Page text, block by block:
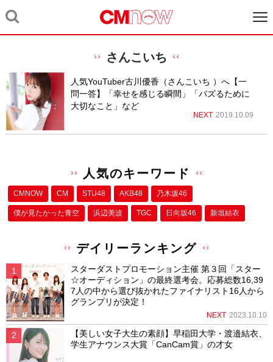
さんこいち
人気YouTuber古川優香（さんこいち ）へ【一
問一答】「幸せを感じる瞬間」「バズるために
大切なこと」など
NEXT 2019.10.09
人気のキーワード
CMNOW CM STU48 AKB48 乃木坂46
僕が⾒たかった⻘空 浜辺美波 TGC 日向坂46 新垣結衣
デイリーランキング
スターダストプロモーション主催 第３回「スター
☆オーディション」の最終選考会。応募総数16,39
7人の中から選び抜かれたファイナリスト16人から
グランプリが決定！
NEXT 2023.10.10
【美しい女子大生の素顔】早稲田大学・渡邉結衣、
学生アナウンス大賞「CanCam賞」の才女